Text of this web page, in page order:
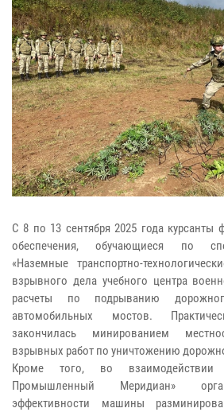
С 8 по 13 сентября 2025 года курсанты
обеспечения, обучающиеся по
«Наземные транспортно-
взрывного дела учебного центра
расчеты по подрыванию
автомобильных мостов.
закончилась минированием
взрывных работ по уничтожению
Кроме того, во
Промышленный Меридиан»
эффективности машины